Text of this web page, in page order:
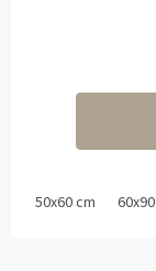
50x60 cm